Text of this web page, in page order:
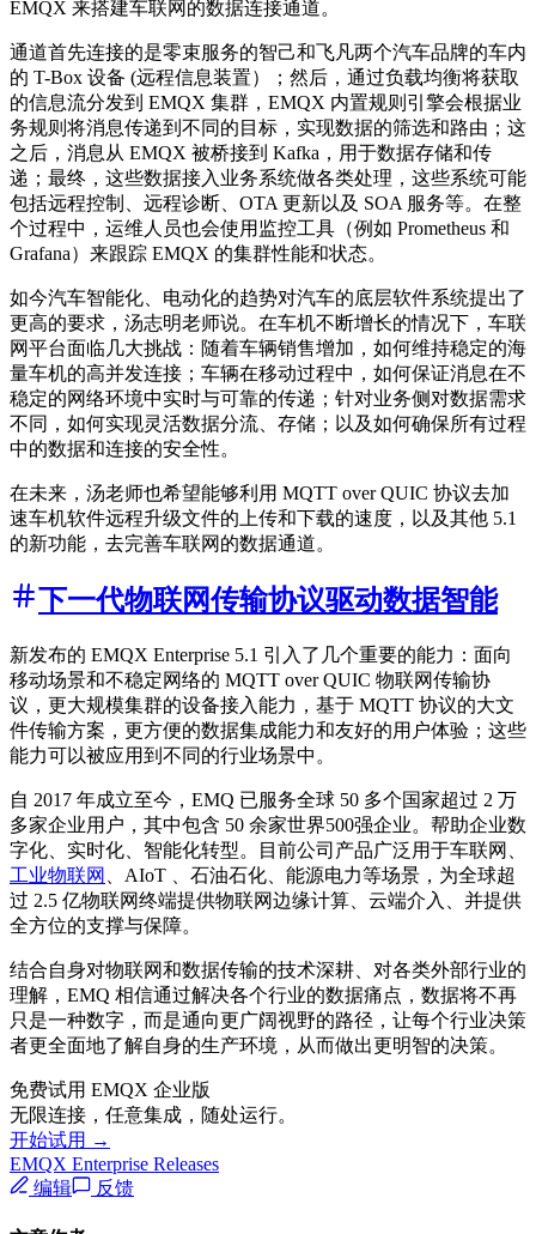
EMQX 来搭建车联网的数据连接通道。
通道首先连接的是零束服务的智己和飞凡两个汽车品牌的车内
的 T-Box 设备 (远程信息装置）；然后，通过负载均衡将获取
的信息流分发到 EMQX 集群，EMQX 内置规则引擎会根据业
务规则将消息传递到不同的目标，实现数据的筛选和路由；这
之后，消息从 EMQX 被桥接到 Kafka，用于数据存储和传
递；最终，这些数据接入业务系统做各类处理，这些系统可能
包括远程控制、远程诊断、OTA 更新以及 SOA 服务等。在整
个过程中，运维人员也会使用监控工具（例如 Prometheus 和
Grafana）来跟踪 EMQX 的集群性能和状态。
如今汽车智能化、电动化的趋势对汽车的底层软件系统提出了
更高的要求，汤志明老师说。在车机不断增长的情况下，车联
网平台面临几大挑战：随着车辆销售增加，如何维持稳定的海
量车机的高并发连接；车辆在移动过程中，如何保证消息在不
稳定的网络环境中实时与可靠的传递；针对业务侧对数据需求
不同，如何实现灵活数据分流、存储；以及如何确保所有过程
中的数据和连接的安全性。
在未来，汤老师也希望能够利用 MQTT over QUIC 协议去加
速车机软件远程升级文件的上传和下载的速度，以及其他 5.1
的新功能，去完善车联网的数据通道。
下一代物联网传输协议驱动数据智能
新发布的 EMQX Enterprise 5.1 引入了几个重要的能力：面向
移动场景和不稳定网络的 MQTT over QUIC 物联网传输协
议，更大规模集群的设备接入能力，基于 MQTT 协议的大文
件传输方案，更方便的数据集成能力和友好的用户体验；这些
能力可以被应用到不同的行业场景中。
自 2017 年成立至今，EMQ 已服务全球 50 多个国家超过 2 万
多家企业用户，其中包含 50 余家世界500强企业。帮助企业数
字化、实时化、智能化转型。目前公司产品广泛用于车联网、
工业物联网
、AIoT 、石油石化、能源电力等场景，为全球超
过 2.5 亿物联网终端提供物联网边缘计算、云端介入、并提供
全方位的支撑与保障。
结合自身对物联网和数据传输的技术深耕、对各类外部行业的
理解，EMQ 相信通过解决各个行业的数据痛点，数据将不再
只是一种数字，而是通向更广阔视野的路径，让每个行业决策
者更全面地了解自身的生产环境，从而做出更明智的决策。
免费试用 EMQX 企业版
无限连接，任意集成，随处运行。
开始试用 →
EMQX Enterprise Releases
编辑
反馈